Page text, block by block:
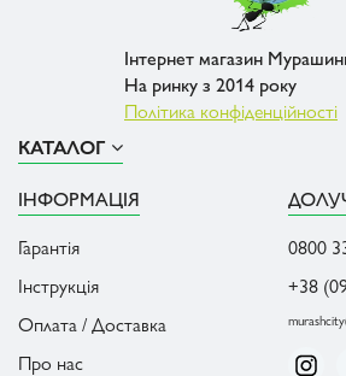
Інтернет магазин
На ринку з 2014 року
Політика конфіденційності
КАТАЛОГ
ІНФОРМАЦІЯ
Гарантія
Інструкція
Оплата / Доставка
Про нас
0800
+38